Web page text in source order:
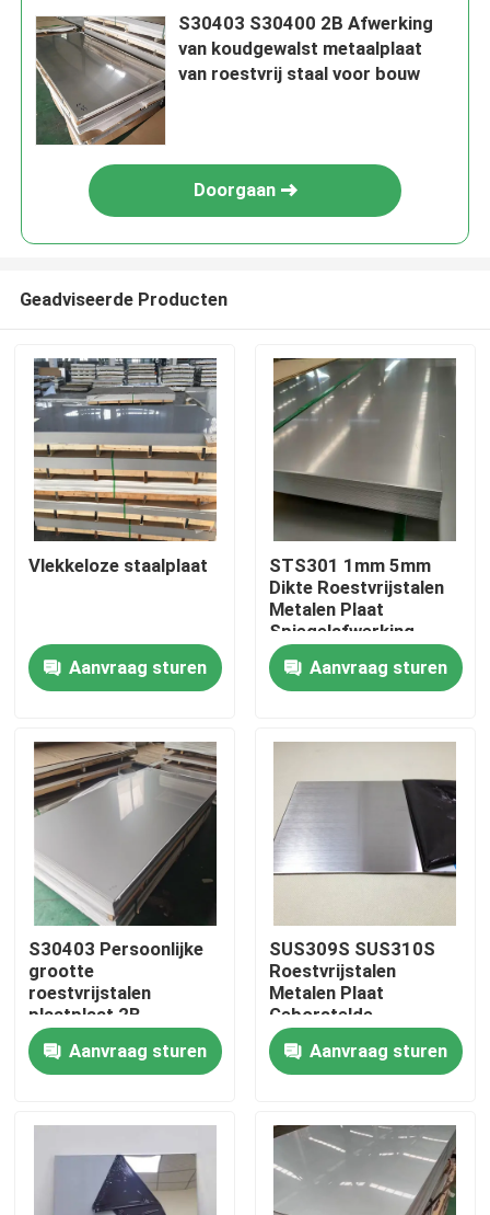
Huis
Producten
Ongeveer ons
Fabrieksreis
Kwaliteitscontrole
Contacteer ons
Nieuws
ss naadloze buis
S30403 S30400 2B Afwerking
van koudgewalst metaalplaat
van roestvrij staal voor bouw
Doorgaan
Geadviseerde Producten
Vlekkeloze staalplaat
Aanvraag sturen
STS301 1mm 5mm
Dikte Roestvrijstalen
Metalen Plaat
Spiegelafwerking
Koudwalsen Polijsten
Slijtvastheid
Aanvraag sturen
S30403 Persoonlijke
grootte
roestvrijstalen
plaatplaat 2B
Afwerking
koudgewalst polijst
voor huishoudelijke
Aanvraag sturen
SUS309S SUS310S
Roestvrijstalen
Metalen Plaat
Geborstelde
Afwerking Koud Voor
Bouwconstructies
Aanvraag sturen